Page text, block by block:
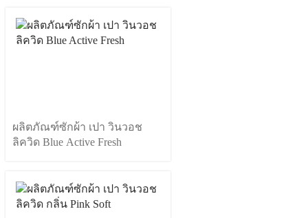
ผลิตภัณฑ์ซักผ้า เปา วินวอช
ลิควิด Blue Active Fresh